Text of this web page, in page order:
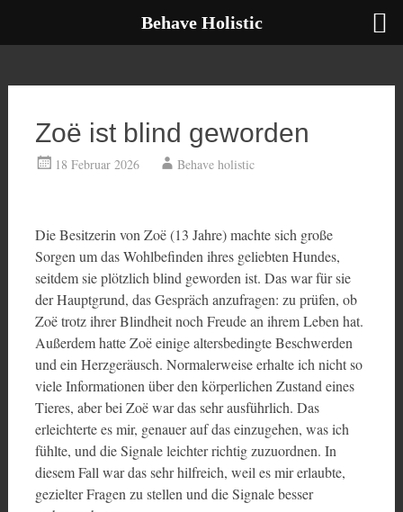
Zoë ist blind geworden
18 Februar 2026 Behave holistic
Die Besitzerin von Zoë (13 Jahre) machte sich große
Sorgen um das Wohlbefinden ihres geliebten Hundes,
seitdem sie plötzlich blind geworden ist. Das war für sie
der Hauptgrund, das Gespräch anzufragen: zu prüfen, ob
Zoë trotz ihrer Blindheit noch Freude an ihrem Leben hat.
Außerdem hatte Zoë einige altersbedingte Beschwerden
und ein Herzgeräusch. Normalerweise erhalte ich nicht so
viele Informationen über den körperlichen Zustand eines
Tieres, aber bei Zoë war das sehr ausführlich. Das
erleichterte es mir, genauer auf das einzugehen, was ich
fühlte, und die Signale leichter richtig zuzuordnen. In
diesem Fall war das sehr hilfreich, weil es mir erlaubte,
gezielter Fragen zu stellen und die Signale besser
Behave Holistic